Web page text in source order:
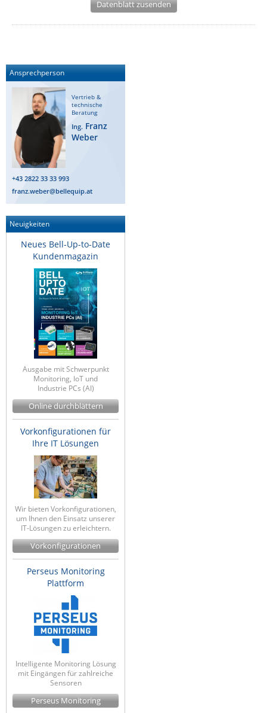
Kramer Electronics
KVM TEC
Legrand
LigoWave
Milesight
Moxa
Netio
Panorama Antennas
PatchSee
Power Kingdom
Poynting
Raritan
Riello UPS
Server Technology
Siretta
SIRIO Antenne
Sunbird
Tactical Software
TEKTELIC
Teltonika
Unwired Networks
Vision
WATTECO
Westermo
Yuasa
ZPE Systems
News zu unseren Herstellern
Datenblatt zusenden
Ansprechperson
Vertrieb &
technische
Beratung
Ing. Franz
Weber
+43 2822 33 33 993
franz.weber@bellequip.at
Neuigkeiten
Neues Bell-Up-to-Date
Kundenmagazin
Ausgabe mit Schwerpunkt
Monitoring, IoT und
Industrie PCs (AI)
Online durchblättern
Vorkonfigurationen für
Ihre IT Lösungen
Wir bieten Vorkonfigurationen,
um Ihnen den Einsatz unserer
IT-Lösungen zu erleichtern.
Vorkonfigurationen
Perseus Monitoring
Plattform
Intelligente Monitoring Lösung
mit Eingängen für zahlreiche
Sensoren
Perseus Monitoring